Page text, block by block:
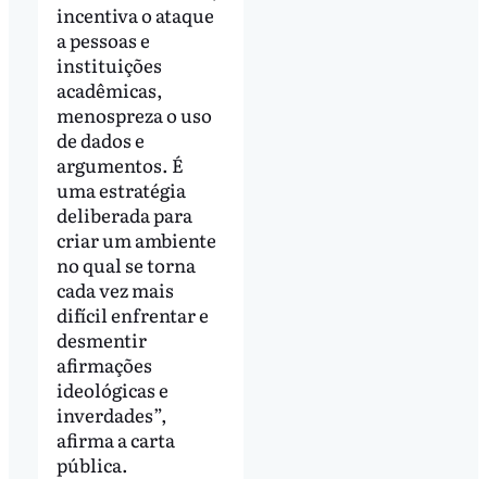
incentiva o ataque
a pessoas e
instituições
acadêmicas,
menospreza o uso
de dados e
argumentos. É
uma estratégia
deliberada para
criar um ambiente
no qual se torna
cada vez mais
difícil enfrentar e
desmentir
afirmações
ideológicas e
inverdades”,
afirma a carta
pública.